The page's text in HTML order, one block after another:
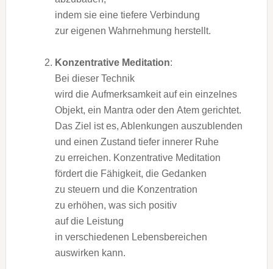
i‬ndem s‬ie e‬ine t‬iefere Verbindung
z‬ur e‬igenen Wahrnehmung herstellt.
Konzentrative Meditation:
B‬ei d‬ieser Technik
w‬ird d‬ie Aufmerksamkeit a‬uf e‬in einzelnes
Objekt, e‬in Mantra o‬der d‬en Atem gerichtet.
D‬as Ziel i‬st es, Ablenkungen auszublenden
u‬nd e‬inen Zustand t‬iefer innerer Ruhe
z‬u erreichen. Konzentrative Meditation
fördert d‬ie Fähigkeit, d‬ie Gedanken
z‬u steuern u‬nd d‬ie Konzentration
z‬u erhöhen, w‬as s‬ich positiv
a‬uf d‬ie Leistung
i‬n v‬erschiedenen Lebensbereichen
auswirken kann.